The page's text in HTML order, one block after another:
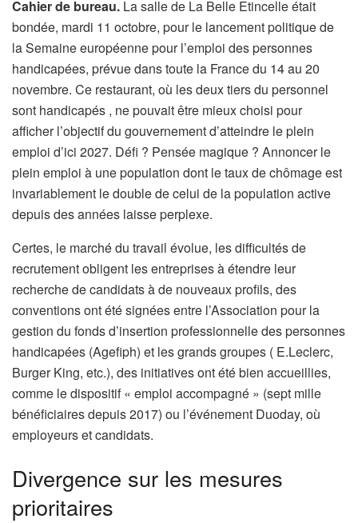
Cahier de bureau. La salle de La Belle Etincelle était
bondée, mardi 11 octobre, pour le lancement politique de
la Semaine européenne pour l’emploi des personnes
handicapées, prévue dans toute la France du 14 au 20
novembre. Ce restaurant, où les deux tiers du personnel
sont handicapés , ne pouvait être mieux choisi pour
afficher l’objectif du gouvernement d’atteindre le plein
emploi d’ici 2027. Défi ? Pensée magique ? Annoncer le
plein emploi à une population dont le taux de chômage est
invariablement le double de celui de la population active
depuis des années laisse perplexe.
Certes, le marché du travail évolue, les difficultés de
recrutement obligent les entreprises à étendre leur
recherche de candidats à de nouveaux profils, des
conventions ont été signées entre l’Association pour la
gestion du fonds d’insertion professionnelle des personnes
handicapées (Agefiph) et les grands groupes ( E.Leclerc,
Burger King, etc.), des initiatives ont été bien accueillies,
comme le dispositif « emploi accompagné » (sept mille
bénéficiaires depuis 2017) ou l’événement Duoday, où
employeurs et candidats.
Divergence sur les mesures
prioritaires